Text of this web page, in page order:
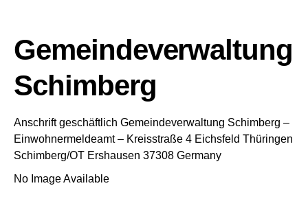
Gemeindeverwaltung
Schimberg
Anschrift geschäftlich Gemeindeverwaltung Schimberg –
Einwohnermeldeamt – Kreisstraße 4 Eichsfeld Thüringen
Schimberg/OT Ershausen 37308 Germany
No Image Available